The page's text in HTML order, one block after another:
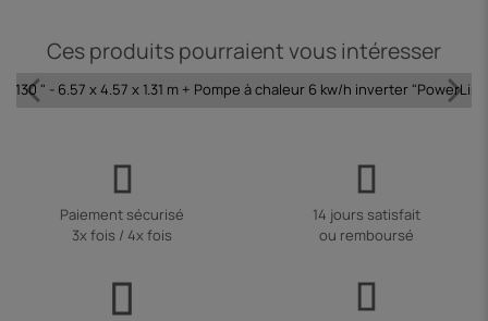
Ces produits pourraient vous intéresser
130 " - 6.57 x 4.57 x 1.31 m + Pompe à chaleur 6 kw/h inverter
Paiement sécurisé
3x fois / 4x fois
14 jours satisfait
ou remboursé